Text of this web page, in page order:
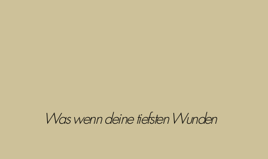
Was wenn deine tiefsten Wunden